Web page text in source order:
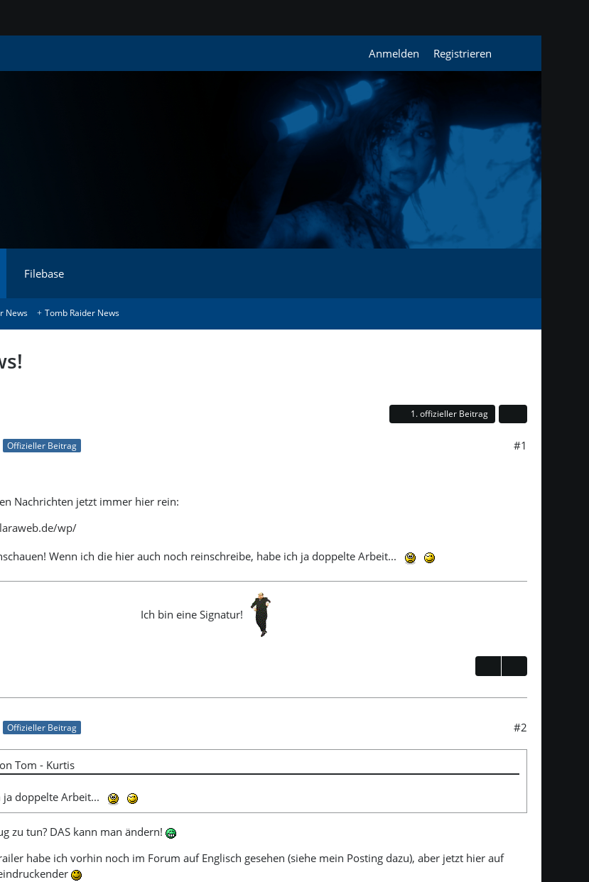
Filebase
Anmelden Registrieren
News Tomb Raider News
1. offizieller Beitrag
Offizieller Beitrag #1
Nachrichten jetzt immer hier rein:
wp/
Wenn ich die hier auch noch reinschreibe, habe ich ja doppelte Arbeit...
Ich bin eine Signatur!
Offizieller Beitrag #2
Tom - Kurtis
ja doppelte Arbeit...
zu tun? DAS kann man ändern!
habe ich vorhin noch im Forum auf Englisch gesehen (siehe mein Posting dazu), aber jetzt hier auf